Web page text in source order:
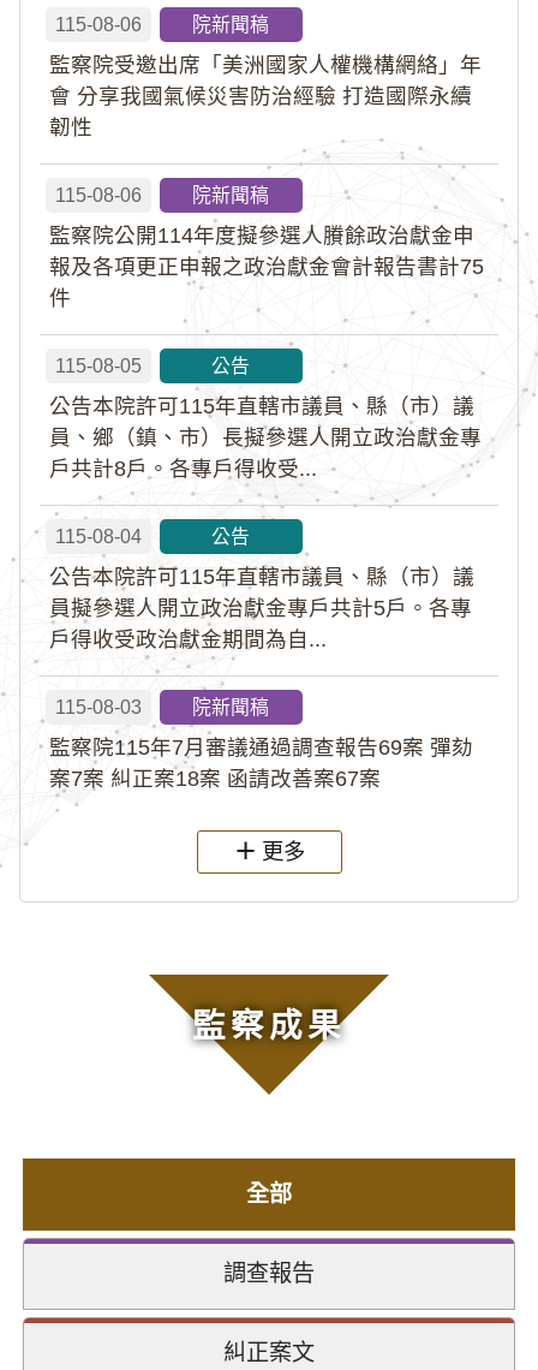
115-08-06 院新聞稿
監察院受邀出席「美洲國家人權機構網絡」年
會 分享我國氣候災害防治經驗 打造國際永續
韌性
115-08-06 院新聞稿
監察院公開114年度擬參選人賸餘政治獻金申
報及各項更正申報之政治獻金會計報告書計75
件
115-08-05 公告
公告本院許可115年直轄市議員、縣（市）議
員、鄉（鎮、市）長擬參選人開立政治獻金專
戶共計8戶。各專戶得收受...
115-08-04 公告
公告本院許可115年直轄市議員、縣（市）議
員擬參選人開立政治獻金專戶共計5戶。各專
戶得收受政治獻金期間為自...
115-08-03 院新聞稿
監察院115年7月審議通過調查報告69案 彈劾
案7案 糾正案18案 函請改善案67案
更多
監察成果
全部
調查報告
糾正案文